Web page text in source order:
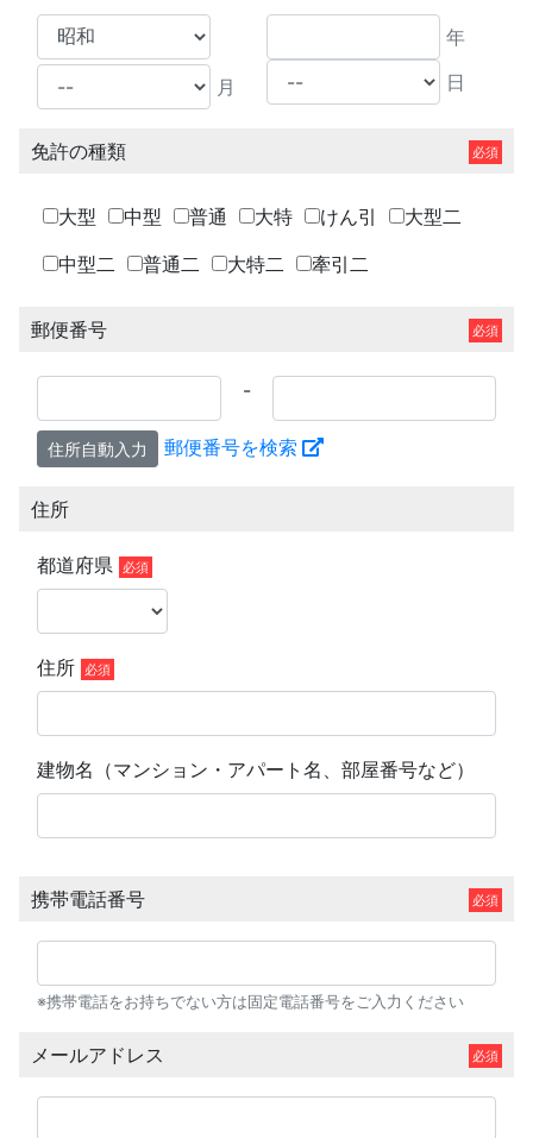
年
月 日
免許の種類
大型 中型 普通 大特 けん引
大型二
中型二
普通二 大特二 牽引二
郵便番号
-
住所自動入力 郵便番号を検索
住所
都道府県
住所
建物名（マンション・アパート名、部屋番号など）
携帯電話番号
※携帯電話をお持ちでない方は固定電話番号をご入力ください
メールアドレス